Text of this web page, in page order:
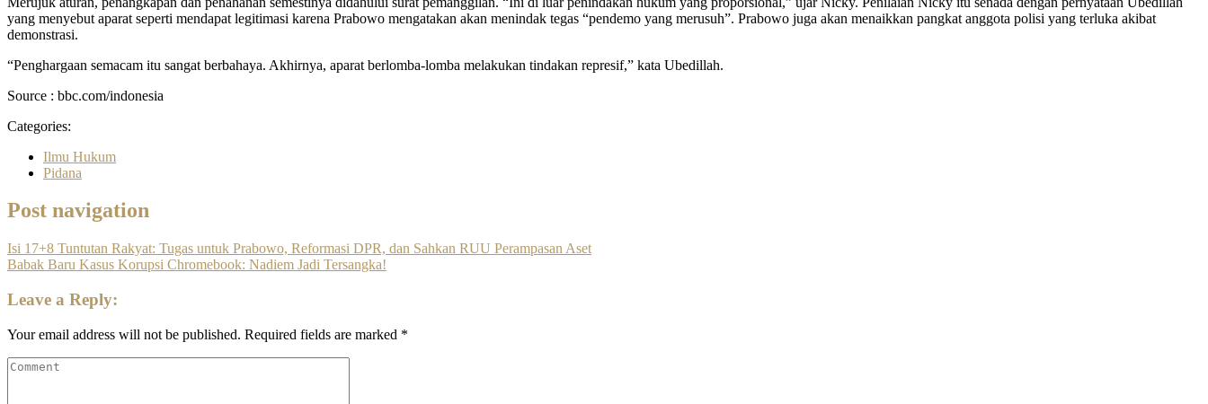
yang menyebut aparat seperti mendapat legitimasi karena Prabowo mengatakan akan menindak tegas “pendemo yang merusuh”. Prabowo juga akan menaikkan pangkat anggota polisi yang terluka akibat
demonstrasi.
“Penghargaan semacam itu sangat berbahaya. Akhirnya, aparat berlomba-lomba melakukan tindakan represif,” kata Ubedillah.
Source : bbc.com/indonesia
Categories:
Ilmu Hukum
Pidana
Post navigation
Isi 17+8 Tuntutan Rakyat: Tugas untuk Prabowo, Reformasi DPR, dan Sahkan RUU Perampasan Aset
Babak Baru Kasus Korupsi Chromebook: Nadiem Jadi Tersangka!
Leave a Reply:
Your email address will not be published. Required fields are marked *